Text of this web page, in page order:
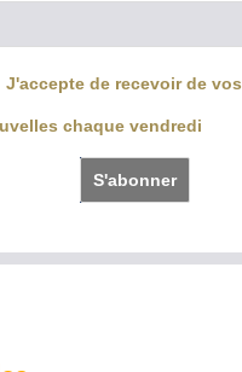
J'accepte de recevoir de vos
chaque vendredi